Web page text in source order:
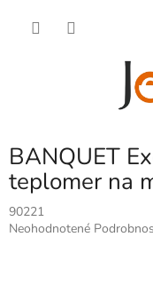
BANQUET
teplomer na
90221
Priemerné
Neohodnotené